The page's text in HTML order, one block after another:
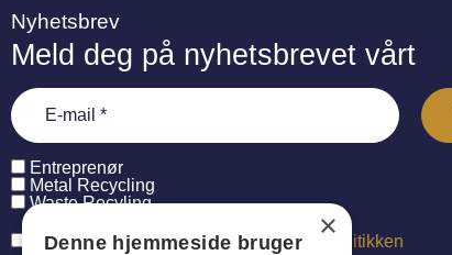
Nyhetsbrev
Meld deg på nyhetsbrevet vårt
Entreprenør
Metal Recycling
Waste Recyling
Jeg har læst og acceptererpersondatapolitikken
×
Denne hjemmeside bruger